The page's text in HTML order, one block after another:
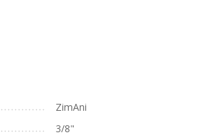
ZimAni
3/8"